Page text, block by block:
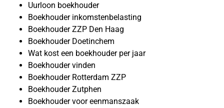
Uurloon boekhouder
Boekhouder inkomstenbelasting
Boekhouder ZZP Den Haag
Boekhouder Doetinchem
Wat kost een boekhouder per jaar
Boekhouder vinden
Boekhouder Rotterdam ZZP
Boekhouder Zutphen
Boekhouder voor eenmanszaak